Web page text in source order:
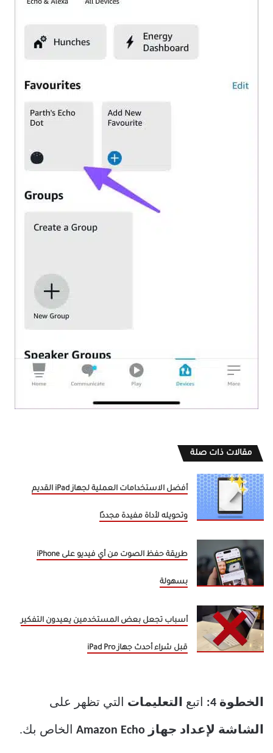
مقالات ذات صلة
أفضل الاستخدامات العملية لجهاز iPad القديم
وتحويله لأداة مفيدة مجددًا
طريقة حفظ الصوت من أي فيديو على iPhone
بسهولة
أسباب تجعل بعض المستخدمين يعيدون التفكير
قبل شراء أحدث جهاز iPad Pro
الخطوة 4: اتبع التعليمات التي تظهر على
الشاشة لإعداد جهاز Amazon Echo الخاص بك.